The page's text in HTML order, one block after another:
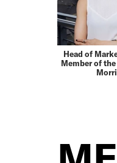
Head of
Member of